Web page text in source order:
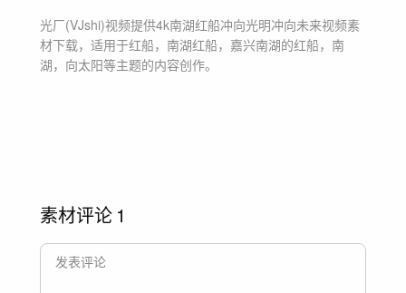
光厂(VJshi)视频提供4k南湖红船冲向光明冲向未来视频素
材下载，适用于红船，南湖红船，嘉兴南湖的红船，南
湖，向太阳等主题的内容创作。
素材评论 1